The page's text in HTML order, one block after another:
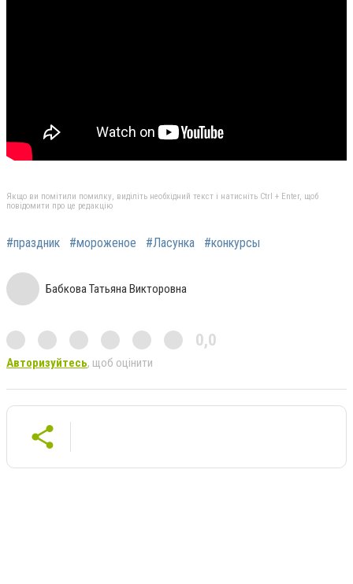
Якщо ви помітили помилку, виділіть необхідний текст і натисніть Ctrl + Enter, щоб
повідомити про це редакцію
#праздник #мороженое #Ласунка #конкурсы
Бабкова Татьяна Викторовна
0,0
Авторизуйтесь, щоб оцінити